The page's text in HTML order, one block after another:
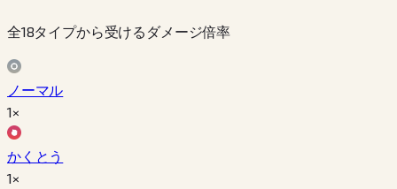
全18タイプから受けるダメージ倍率
ノーマル
1×
かくとう
1×